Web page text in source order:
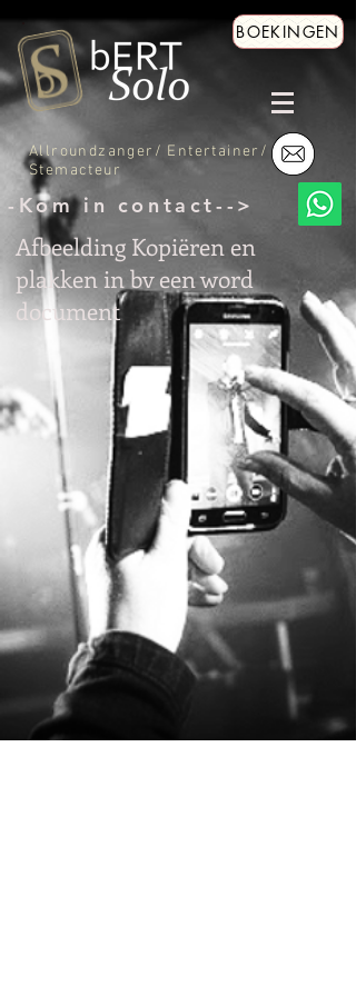
Allroundzanger/ Entertainer/
Stemacteur
BOEKINGEN
-Kom in contact-->
Afbeelding Kopiëren en
plakken in bv een word
document